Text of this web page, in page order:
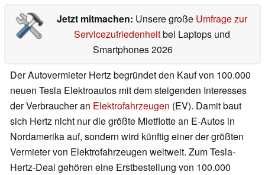
Jetzt mitmachen: Unsere große Umfrage zur
Servicezufriedenheitbei Laptops und
Smartphones 2026
Der Autovermieter Hertz begründet den Kauf von 100.000
neuen Tesla Elektroautos mit dem steigenden Interesses
der Verbraucher an Elektrofahrzeugen (EV). Damit baut
sich Hertz nicht nur die größte Mietflotte an E-Autos in
Nordamerika auf, sondern wird künftig einer der größten
Vermieter von Elektrofahrzeugen weltweit. Zum Tesla-
Hertz-Deal gehören eine Erstbestellung von 100.000